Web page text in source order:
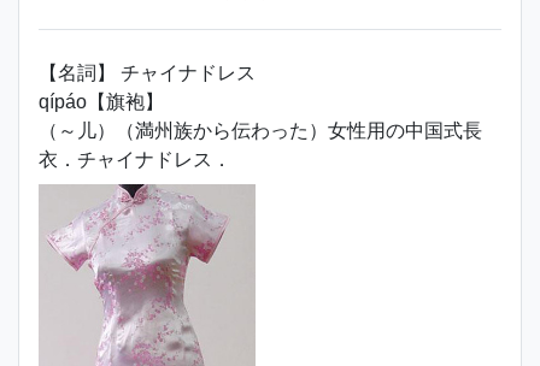
【名詞】 チャイナドレス
qípáo【旗袍】
（～儿）（満州族から伝わった）女性用の中国式長
衣．チャイナドレス．